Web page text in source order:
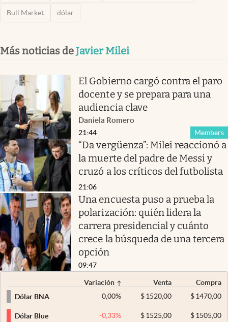
Bull Market dólar
Más noticias deJavier Milei
El Gobierno cargó contra el paro
docente y se prepara para una
audiencia clave
Daniela Romero
Members
21:44
“Da vergüenza”: Milei reaccionó a
la muerte del padre de Messi y
cruzó a los críticos del futbolista
21:06
Una encuesta puso a prueba la
polarización: quién lidera la
carrera presidencial y cuánto
crece la búsqueda de una tercera
opción
09:47
Variación Venta
Compra
Dólar BNA
0,00% $ 1520,00 $1470,00
Dólar Blue -0,33% $ 1525,00 $1505,00